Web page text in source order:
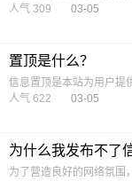
人气 309
03-05
置顶是什么？
信息置顶是本站为用户提
人气 622
03-05
为什么我发布不了
为了营造良好的网络氛围